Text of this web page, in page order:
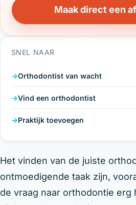
Maak direct een
SNEL NAAR
Orthodontist van wacht
Vind een orthodontist
Praktijk toevoegen
Het vinden van de juiste
ontmoedigende taak zijn,
de vraag naar orthodontie erg